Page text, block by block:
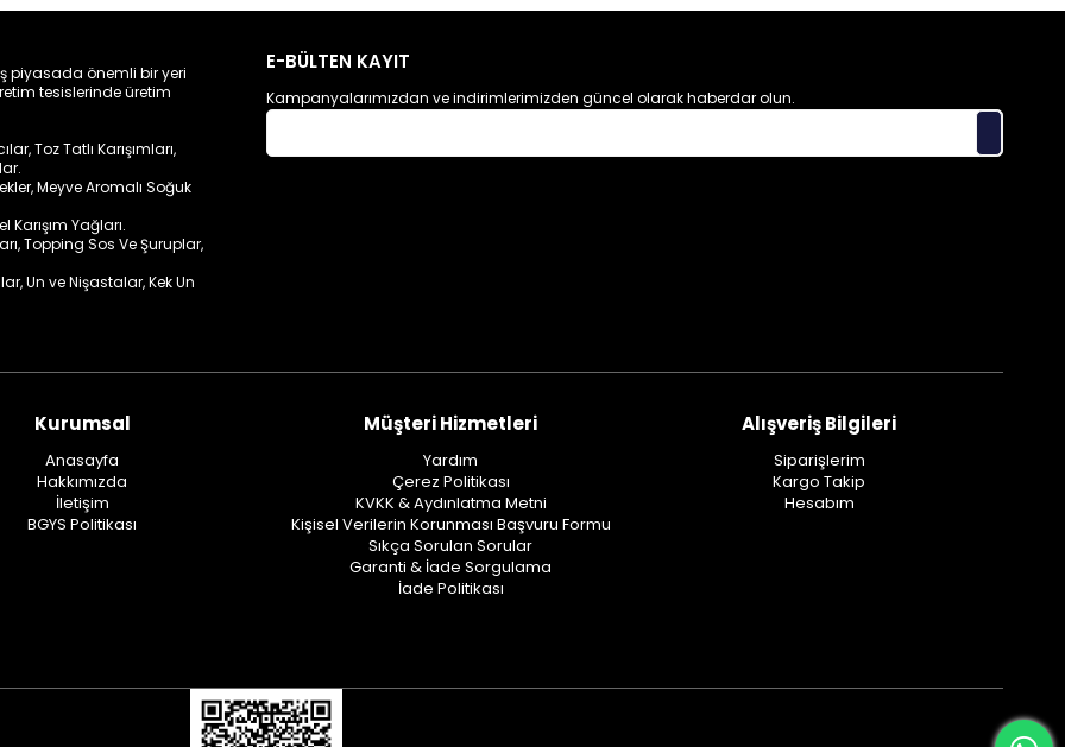
piyasada önemli bir yeri
tesislerinde üretim
Toz Tatlı Karışımları,
Meyve Aromalı Soğuk
Karışım Yağları.
Topping Sos Ve Şuruplar,
Un ve Nişastalar, Kek Un
E-BÜLTEN KAYIT
Kampanyalarımızdan ve indirimlerimizden güncel olarak haberdar olun.
Kurumsal
Anasayfa
Hakkımızda
İletişim
BGYS Politikası
Müşteri Hizmetleri
Yardım
Çerez Politikası
KVKK & Aydınlatma Metni
Kişisel Verilerin Korunması Başvuru Formu
Sıkça Sorulan Sorular
Garanti & İade Sorgulama
İade Politikası
Alışveriş Bilgileri
Siparişlerim
Kargo Takip
Hesabım